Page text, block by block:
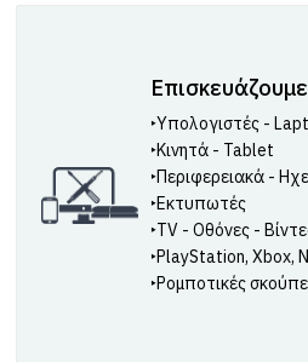
‣Υπολογιστές -
‣Κινητά - Tablet
‣Περιφερειακά -
‣Εκτυπωτές
‣TV - Οθόνες -
‣PlayStation, Xbox,
‣Ρομποτικές